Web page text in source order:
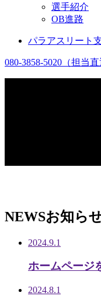
選手紹介
OB進路
パラアスリート
080-3858-5020 （担当直
NEWSお知ら
2024.9.1
ホームページ
2024.8.1